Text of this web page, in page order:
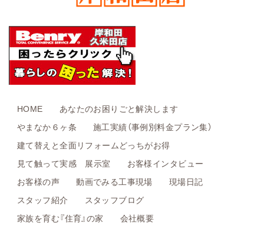
HOME
あなたのお困りごと解決します
やまなか６ヶ条
施工実績（事例別料金プラン集）
建て替えと全面リフォームどっちがお得
見て触って実感 展示室
お客様インタビュー
お客様の声
動画でみる工事現場
現場日記
スタッフ紹介
スタッフブログ
家族を育む『住育』の家
会社概要